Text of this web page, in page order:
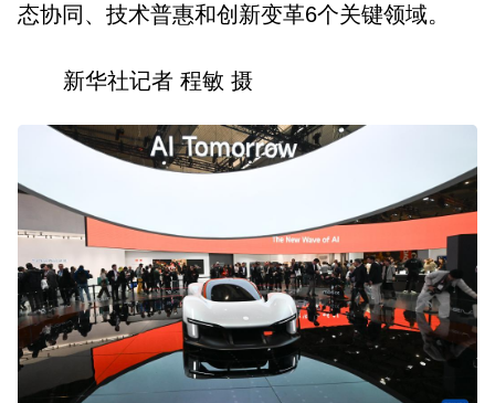
态协同、技术普惠和创新变革6个关键领域。
新华社记者 程敏 摄